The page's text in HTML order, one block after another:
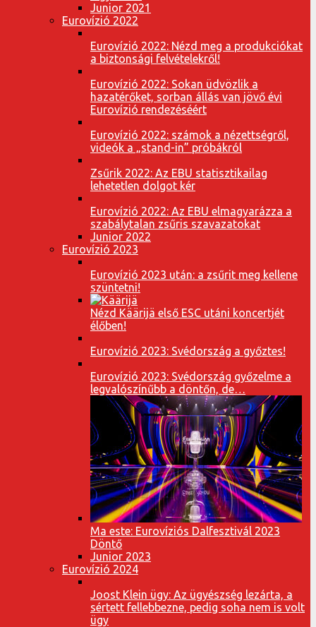
Junior 2021
Eurovízió 2022
Eurovízió 2022: Nézd meg a produkciókat
a biztonsági felvételekről!
Eurovízió 2022: Sokan üdvözlik a
hazatérőket, sorban állás van jövő évi
Eurovízió rendezéséért
Eurovízió 2022: számok a nézettségről,
videók a „stand-in” próbákról
Zsűrik 2022: Az EBU statisztikailag
lehetetlen dolgot kér
Eurovízió 2022: Az EBU elmagyarázza a
szabálytalan zsűris szavazatokat
Junior 2022
Eurovízió 2023
Eurovízió 2023 után: a zsűrit meg kellene
szüntetni!
Nézd Käärijä első ESC utáni koncertjét
élőben!
Eurovízió 2023: Svédország a győztes!
Eurovízió 2023: Svédország győzelme a
legvalószínűbb a döntőn, de…
Ma este: Eurovíziós Dalfesztivál 2023
Döntő
Junior 2023
Eurovízió 2024
Joost Klein ügy: Az ügyészség lezárta, a
sértett fellebbezne, pedig soha nem is volt
ügy